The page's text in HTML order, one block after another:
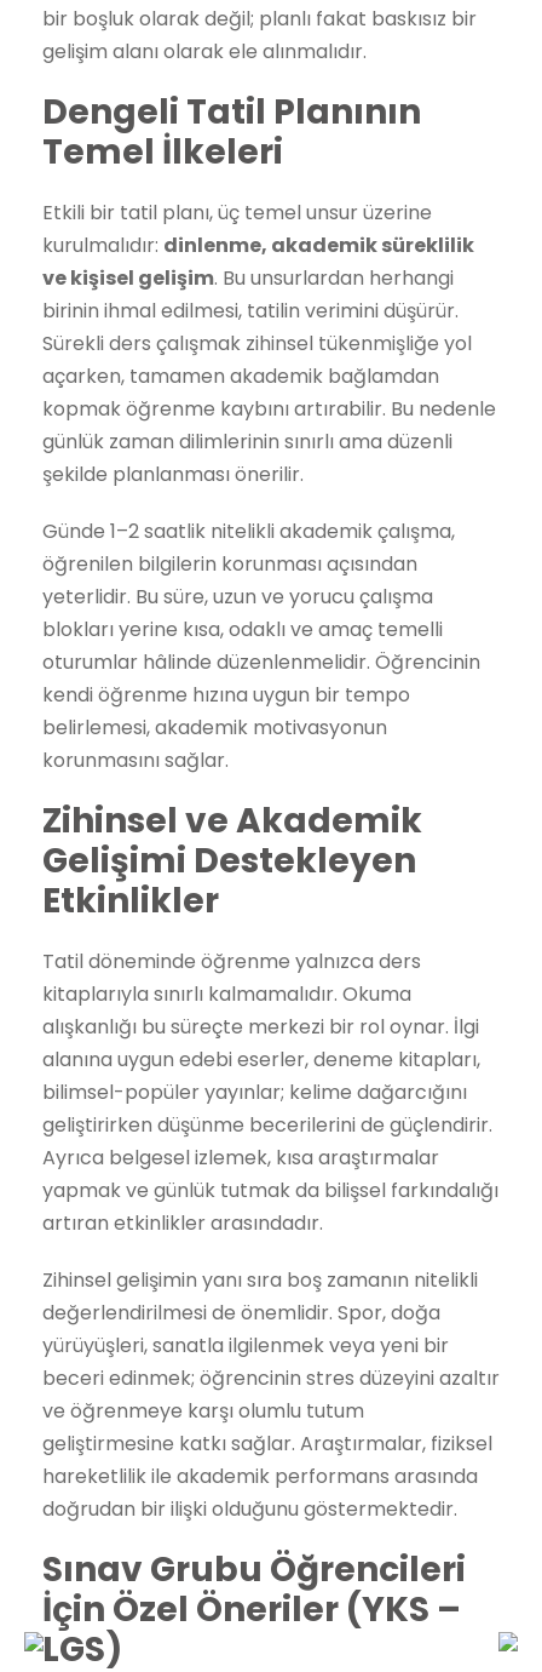
bir boşluk olarak değil; planlı fakat baskısız bir
gelişim alanı olarak ele alınmalıdır.
Dengeli Tatil Planının
Temel İlkeleri
Etkili bir tatil planı, üç temel unsur üzerine
kurulmalıdır: dinlenme, akademik süreklilik
ve kişisel gelişim. Bu unsurlardan herhangi
birinin ihmal edilmesi, tatilin verimini düşürür.
Sürekli ders çalışmak zihinsel tükenmişliğe yol
açarken, tamamen akademik bağlamdan
kopmak öğrenme kaybını artırabilir. Bu nedenle
günlük zaman dilimlerinin sınırlı ama düzenli
şekilde planlanması önerilir.
Günde 1–2 saatlik nitelikli akademik çalışma,
öğrenilen bilgilerin korunması açısından
yeterlidir. Bu süre, uzun ve yorucu çalışma
blokları yerine kısa, odaklı ve amaç temelli
oturumlar hâlinde düzenlenmelidir. Öğrencinin
kendi öğrenme hızına uygun bir tempo
belirlemesi, akademik motivasyonun
korunmasını sağlar.
Zihinsel ve Akademik
Gelişimi Destekleyen
Etkinlikler
Tatil döneminde öğrenme yalnızca ders
kitaplarıyla sınırlı kalmamalıdır. Okuma
alışkanlığı bu süreçte merkezi bir rol oynar. İlgi
alanına uygun edebi eserler, deneme kitapları,
bilimsel-popüler yayınlar; kelime dağarcığını
geliştirirken düşünme becerilerini de güçlendirir.
Ayrıca belgesel izlemek, kısa araştırmalar
yapmak ve günlük tutmak da bilişsel farkındalığı
artıran etkinlikler arasındadır.
Zihinsel gelişimin yanı sıra boş zamanın nitelikli
değerlendirilmesi de önemlidir. Spor, doğa
yürüyüşleri, sanatla ilgilenmek veya yeni bir
beceri edinmek; öğrencinin stres düzeyini azaltır
ve öğrenmeye karşı olumlu tutum
geliştirmesine katkı sağlar. Araştırmalar, fiziksel
hareketlilik ile akademik performans arasında
doğrudan bir ilişki olduğunu göstermektedir.
Sınav Grubu Öğrencileri
İçin Özel Öneriler (YKS –
LGS)